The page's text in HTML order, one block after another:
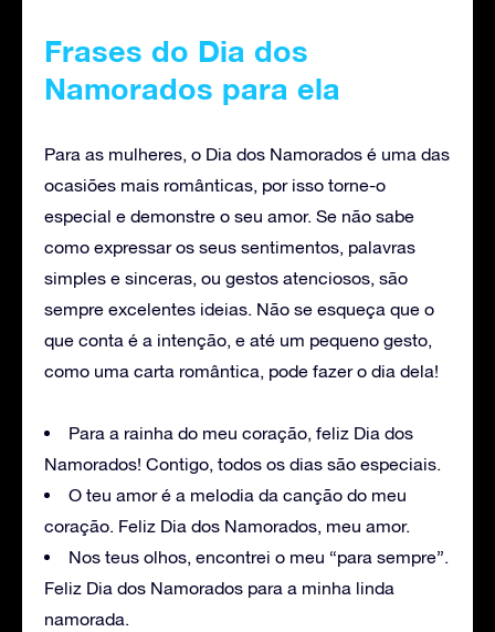
Frases do Dia dos
Namorados para ela
Para as mulheres, o Dia dos Namorados é uma das
ocasiões mais românticas, por isso torne-o
especial e demonstre o seu amor. Se não sabe
como expressar os seus sentimentos, palavras
simples e sinceras, ou gestos atenciosos, são
sempre excelentes ideias. Não se esqueça que o
que conta é a intenção, e até um pequeno gesto,
como uma carta romântica, pode fazer o dia dela!
Para a rainha do meu coração, feliz Dia dos
Namorados! Contigo, todos os dias são especiais.
O teu amor é a melodia da canção do meu
coração. Feliz Dia dos Namorados, meu amor.
Nos teus olhos, encontrei o meu “para sempre”.
Feliz Dia dos Namorados para a minha linda
namorada.